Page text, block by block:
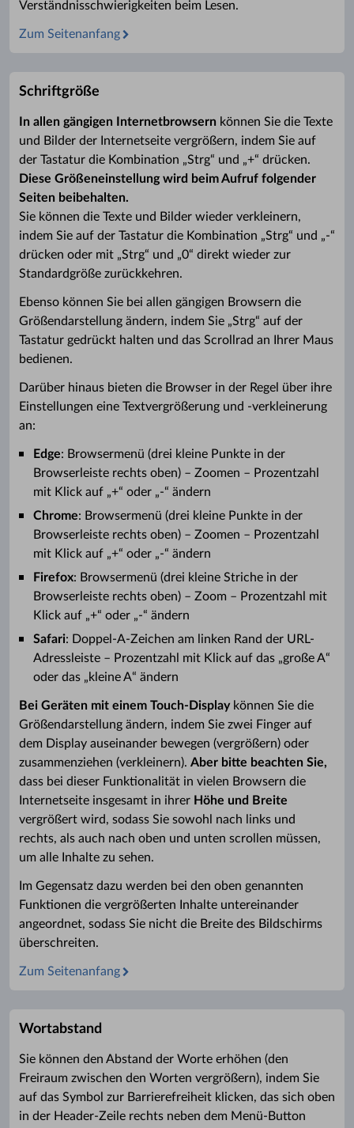
Verständnisschwierigkeiten beim Lesen.
Zum Seitenanfang
Schriftgröße
In allen gängigen Internetbrowsern können Sie die Texte
und Bilder der Internetseite vergrößern, indem Sie auf
der Tastatur die Kombination „Strg“ und „+“ drücken.
Diese Größeneinstellung wird beim Aufruf folgender
Seiten beibehalten.
Sie können die Texte und Bilder wieder verkleinern,
indem Sie auf der Tastatur die Kombination „Strg“ und „-“
drücken oder mit „Strg“ und „0“ direkt wieder zur
Standardgröße zurückkehren.
Ebenso können Sie bei allen gängigen Browsern die
Größendarstellung ändern, indem Sie „Strg“ auf der
Tastatur gedrückt halten und das Scrollrad an Ihrer Maus
bedienen.
Darüber hinaus bieten die Browser in der Regel über ihre
Einstellungen eine Textvergrößerung und -verkleinerung
an:
Edge: Browsermenü (drei kleine Punkte in der
Browserleiste rechts oben) – Zoomen – Prozentzahl
mit Klick auf „+“ oder „-“ ändern
Chrome: Browsermenü (drei kleine Punkte in der
Browserleiste rechts oben) – Zoomen – Prozentzahl
mit Klick auf „+“ oder „-“ ändern
Firefox: Browsermenü (drei kleine Striche in der
Browserleiste rechts oben) – Zoom – Prozentzahl mit
Klick auf „+“ oder „-“ ändern
Safari: Doppel-A-Zeichen am linken Rand der URL-
Adressleiste – Prozentzahl mit Klick auf das „große A“
oder das „kleine A“ ändern
Bei Geräten mit einem Touch-Display können Sie die
Größendarstellung ändern, indem Sie zwei Finger auf
dem Display auseinander bewegen (vergrößern) oder
zusammenziehen (verkleinern). Aber bitte beachten Sie,
dass bei dieser Funktionalität in vielen Browsern die
Internetseite insgesamt in ihrer Höhe und Breite
vergrößert wird, sodass Sie sowohl nach links und
rechts, als auch nach oben und unten scrollen müssen,
um alle Inhalte zu sehen.
Im Gegensatz dazu werden bei den oben genannten
Funktionen die vergrößerten Inhalte untereinander
angeordnet, sodass Sie nicht die Breite des Bildschirms
überschreiten.
Zum Seitenanfang
Wortabstand
Sie können den Abstand der Worte erhöhen (den
Freiraum zwischen den Worten vergrößern), indem Sie
auf das Symbol zur Barrierefreiheit klicken, das sich oben
in der Header-Zeile rechts neben dem Menü-Button